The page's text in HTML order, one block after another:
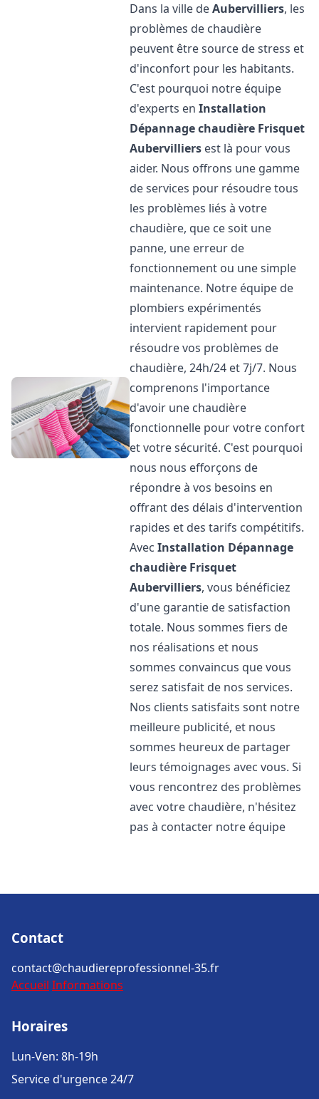
Dans la ville deAubervilliers, les
problèmes de chaudière
peuvent être source de stress et
d'inconfort pour les habitants.
C'est pourquoi notre équipe
d'experts enInstallation
Dépannage chaudière Frisquet
Aubervilliers est là pour vous
aider. Nous offrons une gamme
de services pour résoudre tous
les problèmes liés à votre
chaudière, que ce soit une
panne, une erreur de
fonctionnement ou une simple
maintenance. Notre équipe de
plombiers expérimentés
intervient rapidement pour
résoudre vos problèmes de
chaudière, 24h/24 et 7j/7. Nous
comprenons l'importance
d'avoir une chaudière
fonctionnelle pour votre confort
et votre sécurité. C'est pourquoi
nous nous efforçons de
répondre à vos besoins en
offrant des délais d'intervention
rapides et des tarifs compétitifs.
AvecInstallation Dépannage
chaudière Frisquet
Aubervilliers, vous bénéficiez
d'une garantie de satisfaction
totale. Nous sommes fiers de
nos réalisations et nous
sommes convaincus que vous
serez satisfait de nos services.
Nos clients satisfaits sont notre
meilleure publicité, et nous
sommes heureux de partager
leurs témoignages avec vous. Si
vous rencontrez des problèmes
avec votre chaudière, n'hésitez
pas à contacter notre équipe
Contact
contact@chaudiereprofessionnel-35.fr
Accueil Informations
Horaires
Lun-Ven: 8h-19h
Service d'urgence 24/7